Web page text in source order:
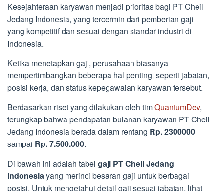
Kesejahteraan karyawan menjadi prioritas bagi PT Cheil
Jedang Indonesia, yang tercermin dari pemberian gaji
yang kompetitif dan sesuai dengan standar industri di
Indonesia.
Ketika menetapkan gaji, perusahaan biasanya
mempertimbangkan beberapa hal penting, seperti jabatan,
posisi kerja, dan status kepegawaian karyawan tersebut.
Berdasarkan riset yang dilakukan oleh timQuantumDev,
terungkap bahwa pendapatan bulanan karyawan PT Cheil
Jedang Indonesia berada dalam rentang Rp. 2300000
sampai Rp. 7.500.000.
Di bawah ini adalah tabel gaji PT Cheil Jedang
Indonesiayang merinci besaran gaji untuk berbagai
posisi. Untuk mengetahui detail gaji sesuai jabatan, lihat